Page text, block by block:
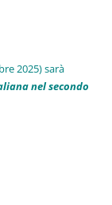
2025) sarà
nel secondo